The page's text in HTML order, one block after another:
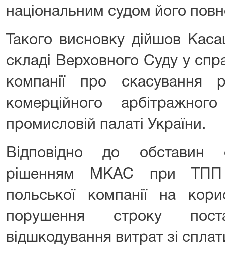
національним судом його
Такого висновку дійшов
складі Верховного Суду у
компанії про скасування
комерційного
промисловій палаті України.
Відповідно до обставин
рішенням МКАС при ТПП
польської компанії на
порушення строку
відшкодування витрат зі